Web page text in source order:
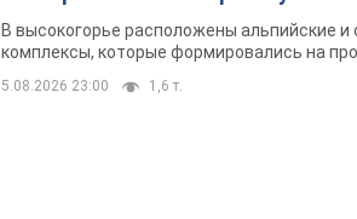
В высокогорье расположены альпийские
комплексы, которые формировались на
5.08.2026 23:00 1,6 т.